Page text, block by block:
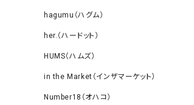
hagumu（ハグム）
her.（ハードット）
HUMS（ハムズ）
in the Market（インザマーケット）
Number18（オハコ）